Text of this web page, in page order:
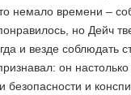
немало времени –
но Дейч
и везде соблюдать
он
безопасности и